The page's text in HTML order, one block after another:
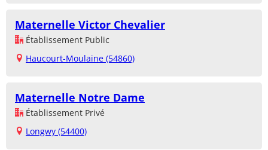
Maternelle Victor Chevalier
Établissement Public
Haucourt-Moulaine (54860)
Maternelle Notre Dame
Établissement Privé
Longwy (54400)